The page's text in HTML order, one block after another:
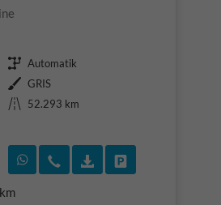
Getriebe Automatik
Außenfarbe GRIS
Kilometerstand
52.293 km
Rückruf vereinbaren
Wir rufen Sie an
Fahrzeugexposé